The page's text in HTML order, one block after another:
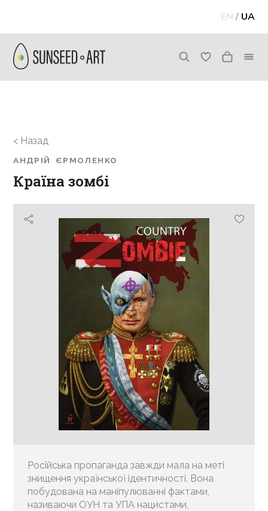
EN / UA
< Назад
АНДРІЙ ЄРМОЛЕНКО
Країна зомбі
Російська пропаганда завжди мала на меті
знищення української ідентичності. Вона
побудована на маніпулюванні фактами,
називаючи ОУН та УПА нацистами,